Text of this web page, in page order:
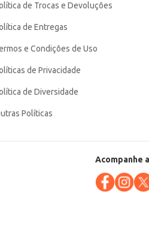
de Trocas e Devoluções
de Entregas
e Condições de Uso
de Privacidade
de Diversidade
Políticas
Acompanhe